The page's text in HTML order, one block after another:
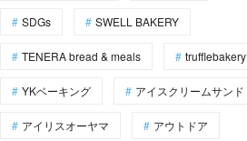
SDGs SWELL BAKERY
TENERA bread & meals trufflebakery
YKベーキング アイスクリームサンド
アイリスオーヤマ アウトドア